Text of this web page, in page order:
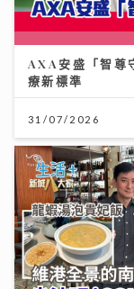
AXA安盛「智尊
療新標準
31/07/2026